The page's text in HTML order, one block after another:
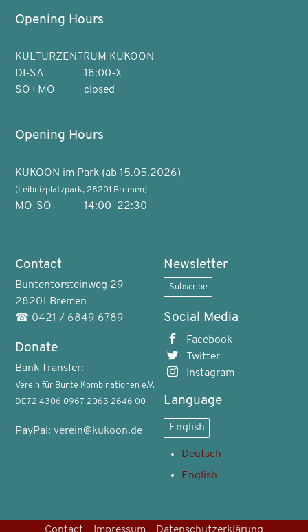
Opening Hours
KULTURZENTRUM KUKOON
DI-SA
18:00-X
SO+MO
closed
Opening Hours
KUKOON im Park (ab 15.05.2026)
(Leibnizplatzpark, 28201 Bremen)
MO-SO 14:00–22:30
Contact
Buntentorsteinweg 29
28201 Bremen
☎ 0421 / 6849 6789
Donate
Bank Transfer:
Verein für Bunte Kombinationen e.V.
DE72 4306 0967 2063 2646 00
PayPal:verein@kukoon.de
Newsletter
Subscribe
Social Media
Facebook
Twitter
Instagram
Language
English
Deutsch
English
Contact Impressum Datenschutzerklärung